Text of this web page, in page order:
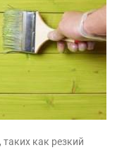
как резкий